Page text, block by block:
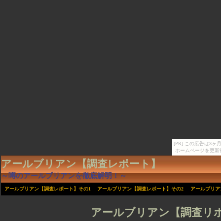
[PR] この広告は3ヶ
ホームページを更
アールブリアン【調査レポート】
～噂のアールブリアンを徹底解明！～
アールブリアン【調査レポート】その1 アールブリアン【調査レポート】その2 アールブリ
アールブリアン【調査リ